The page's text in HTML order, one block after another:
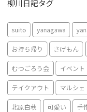
柳川日記タグ
suito yanagawa
お持ち帰り さげもん
むつごろう会 イベント
テイクアウト マルシェ
北原白秋 可愛い 手